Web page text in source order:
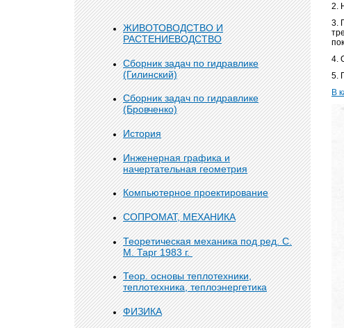
ЖИВОТОВОДСТВО И
РАСТЕНИЕВОДСТВО
Сборник задач по гидравлике
(Гилинский)
Сборник задач по гидравлике
(Бровченко)
История
Инженерная графика и
начертательная геометрия
Компьютерное проектирование
СОПРОМАТ, МЕХАНИКА
Теоретическая механика под ред. С.
М. Тарг 1983 г.
Теор. основы теплотехники,
теплотехника, теплоэнергетика
ФИЗИКА
2.
3.
4.
5.
В